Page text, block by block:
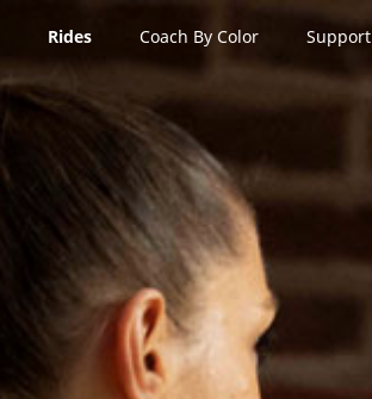
Rides Coach By Color Support